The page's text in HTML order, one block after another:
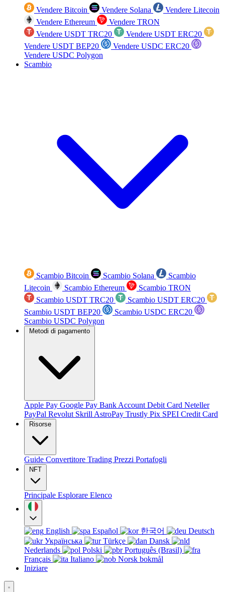
Vendere Bitcoin Vendere Solana
Vendere Litecoin
Vendere Ethereum
Vendere TRON
Vendere USDT TRC20
Vendere USDT ERC20
Vendere USDT BEP20
Vendere USDC ERC20
Vendere USDC Polygon
Scambio
Scambio Bitcoin Scambio Solana
Scambio
Litecoin
Scambio Ethereum
Scambio TRON
Scambio USDT TRC20
Scambio USDT ERC20
Scambio USDT BEP20
Scambio USDC ERC20
Scambio USDC Polygon
Metodi di pagamento
Apple Pay Google Pay Bank Account Debit Card Neteller
PayPal Revolut Skrill AstroPay Trustly Pix SPEI Credit Card
Risorse
Guide Convertitore Trading Prezzi Portafogli
NFT
Principale Esplorare Elenco
English Español 한국어
Deutsch
Українська
Türkçe
Dansk
Nederlands
Polski
Português (Brasil)
Français
Italiano
Norsk bokmål
Iniziare